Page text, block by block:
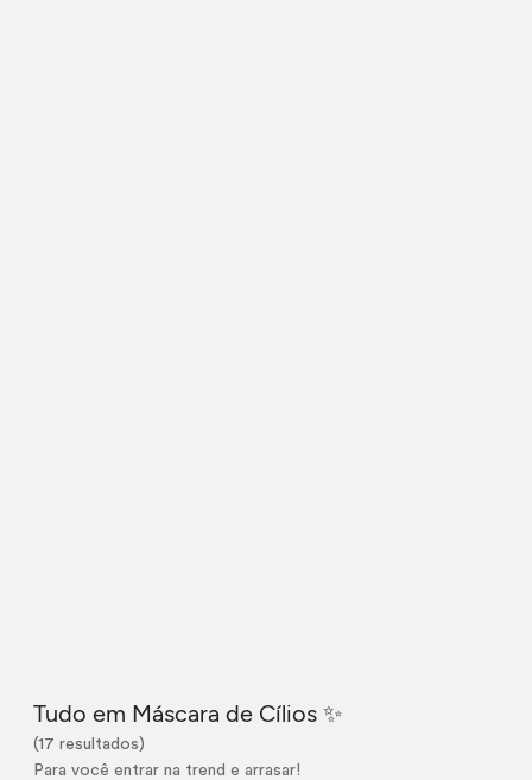
Tudo em Máscara de Cílios ✨
(17 resultados)
Para você entrar na trend e arrasar!